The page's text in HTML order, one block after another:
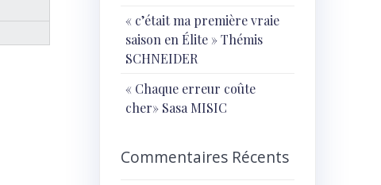
« c’était ma première vraie
saison en Élite » Thémis
SCHNEIDER
« Chaque erreur coûte
cher» Sasa MISIC
Commentaires Récents